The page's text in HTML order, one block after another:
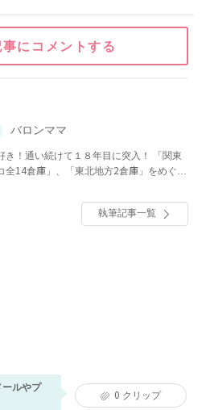
事にコメントする
バロンママ
！通い続けて１８年目に突入！ 「関東
全14倉庫」、「東北地方2倉庫」をめぐっ
情報を発信中！
執筆記事一覧
ルやプ
0 クリップ